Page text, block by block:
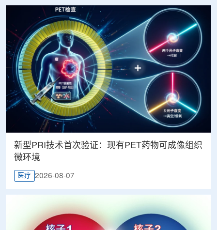
新型PRI技术首次验证：现有PET药物可成像组织
微环境
医疗 2026-08-07